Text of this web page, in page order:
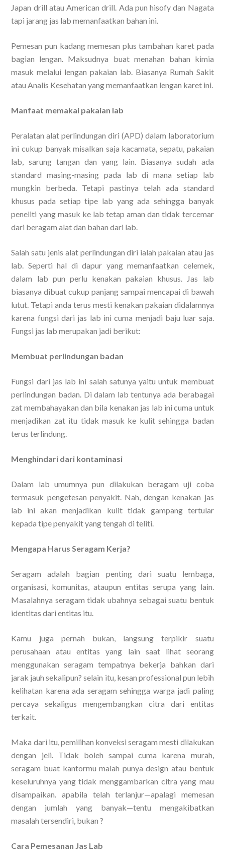
Japan drill atau American drill. Ada pun hisofy dan Nagata
tapi jarang jas lab memanfaatkan bahan ini.
Pemesan pun kadang memesan plus tambahan karet pada
bagian lengan. Maksudnya buat menahan bahan kimia
masuk melalui lengan pakaian lab. Biasanya Rumah Sakit
atau Analis Kesehatan yang memanfaatkan lengan karet ini.
Manfaat memakai pakaian lab
Peralatan alat perlindungan diri (APD) dalam laboratorium
ini cukup banyak misalkan saja kacamata, sepatu, pakaian
lab, sarung tangan dan yang lain. Biasanya sudah ada
standard masing-masing pada lab di mana setiap lab
mungkin berbeda. Tetapi pastinya telah ada standard
khusus pada setiap tipe lab yang ada sehingga banyak
peneliti yang masuk ke lab tetap aman dan tidak tercemar
dari beragam alat dan bahan dari lab.
Salah satu jenis alat perlindungan diri ialah pakaian atau jas
lab. Seperti hal di dapur yang memanfaatkan celemek,
dalam lab pun perlu kenakan pakaian khusus. Jas lab
biasanya dibuat cukup panjang sampai mencapai di bawah
lutut. Tetapi anda terus mesti kenakan pakaian didalamnya
karena fungsi dari jas lab ini cuma menjadi baju luar saja.
Fungsi jas lab merupakan jadi berikut:
Membuat perlindungan badan
Fungsi dari jas lab ini salah satunya yaitu untuk membuat
perlindungan badan. Di dalam lab tentunya ada berabagai
zat membahayakan dan bila kenakan jas lab ini cuma untuk
menjadikan zat itu tidak masuk ke kulit sehingga badan
terus terlindung.
Menghindari dari kontaminasi
Dalam lab umumnya pun dilakukan beragam uji coba
termasuk pengetesan penyakit. Nah, dengan kenakan jas
lab ini akan menjadikan kulit tidak gampang tertular
kepada tipe penyakit yang tengah di teliti.
Mengapa Harus Seragam Kerja?
Seragam adalah bagian penting dari suatu lembaga,
organisasi, komunitas, ataupun entitas serupa yang lain.
Masalahnya seragam tidak ubahnya sebagai suatu bentuk
identitas dari entitas itu.
Kamu juga pernah bukan, langsung terpikir suatu
perusahaan atau entitas yang lain saat lihat seorang
menggunakan seragam tempatnya bekerja bahkan dari
jarak jauh sekalipun? selain itu, kesan professional pun lebih
kelihatan karena ada seragam sehingga warga jadi paling
percaya sekaligus mengembangkan citra dari entitas
terkait.
Maka dari itu, pemilihan konveksi seragam mesti dilakukan
dengan jeli. Tidak boleh sampai cuma karena murah,
seragam buat kantormu malah punya design atau bentuk
keseluruhnya yang tidak menggambarkan citra yang mau
disampaikan. apabila telah terlanjur—apalagi memesan
dengan jumlah yang banyak—tentu mengakibatkan
masalah tersendiri, bukan ?
Cara Pemesanan Jas Lab